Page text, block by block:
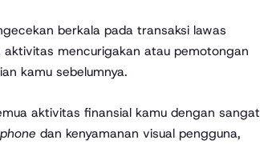
berkala pada transaksi lawas
mencurigakan atau pemotongan
kamu sebelumnya.
aktivitas finansial kamu dengan sangat
dan kenyamanan visual pengguna,